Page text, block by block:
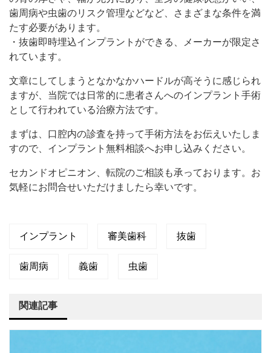
歯周病や虫歯のリスク管理などなど、さまざまな条件を満
たす必要があります。
・抜歯即時埋込インプラントができる、メーカーが限定さ
れています。
文章にしてしまうとなかなかハードルが高そうに感じられ
ますが、当院では日常的に患者さんへのインプラント手術
として行われている治療方法です。
まずは、口腔内の診査を持って手術方法をお伝えいたしま
すので、インプラント無料相談へお申し込みください。
セカンドオピニオン、転院のご相談も承っております。お
気軽にお問合せいただけましたら幸いです。
インプラント 審美歯科 抜歯
歯周病 義歯 虫歯
関連記事